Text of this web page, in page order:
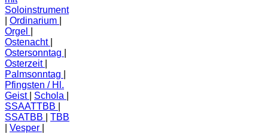
Soloinstrument
Ordinarium
Orgel
Ostenacht
Ostersonntag
Osterzeit
Palmsonntag
Pfingsten / Hl.
Geist
Schola
SSAATTBB
SSATBB
TBB
Vesper